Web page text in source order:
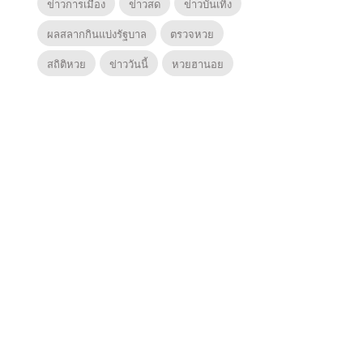
ข่าวการเมือง
ข่าวสด
ข่าวบันเทิง
ผลสลากกินแบ่งรัฐบาล
ตรวจหวย
สถิติหวย
ข่าววันนี้ หวยฮานอย